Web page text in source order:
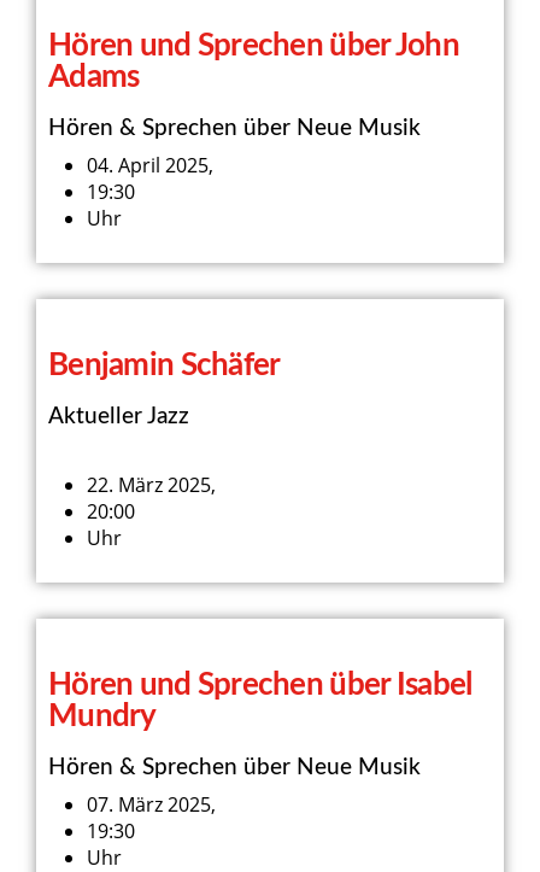
Hören und Sprechen über John
Adams
Hören & Sprechen über Neue Musik
04. April 2025,
19:30
Uhr
Benjamin Schäfer
Aktueller Jazz
22. März 2025,
20:00
Uhr
Hören und Sprechen über Isabel
Mundry
Hören & Sprechen über Neue Musik
07. März 2025,
19:30
Uhr